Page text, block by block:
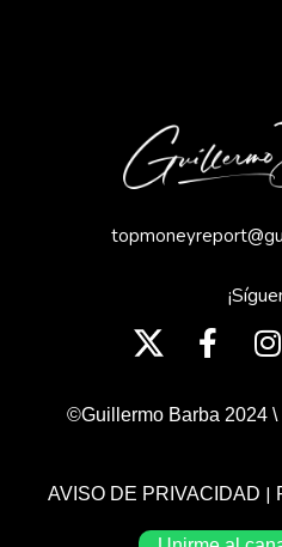
©Guillermo Barba 2024
AVISO DE PRIVACIDAD |